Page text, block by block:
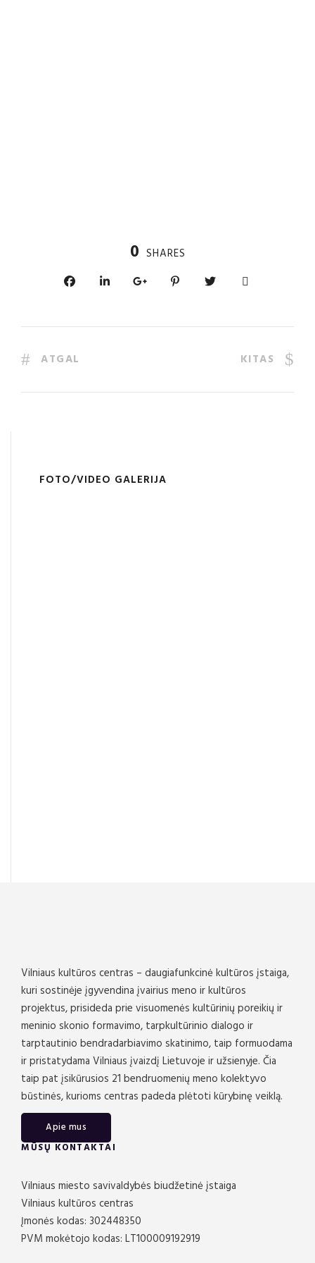
0 SHARES
ATGAL KITAS
FOTO/VIDEO GALERIJA
Vilniaus kultūros centras – daugiafunkcinė kultūros įstaiga,
kuri sostinėje įgyvendina įvairius meno ir kultūros
projektus, prisideda prie visuomenės kultūrinių poreikių ir
meninio skonio formavimo, tarpkultūrinio dialogo ir
tarptautinio bendradarbiavimo skatinimo, taip formuodama
ir pristatydama Vilniaus įvaizdį Lietuvoje ir užsienyje. Čia
taip pat įsikūrusios 21 bendruomenių meno kolektyvo
būstinės, kurioms centras padeda plėtoti kūrybinę veiklą.
Apie mus
MŪSŲ KONTAKTAI
Vilniaus miesto savivaldybės biudžetinė įstaiga
Vilniaus kultūros centras
Įmonės kodas: 302448350
PVM mokėtojo kodas: LT100009192919